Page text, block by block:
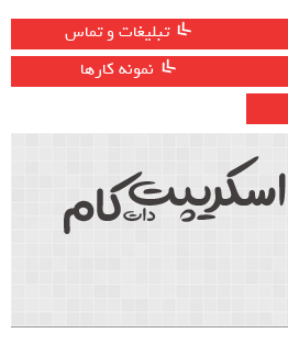
تبلیغات و تماس
نمونه کارها